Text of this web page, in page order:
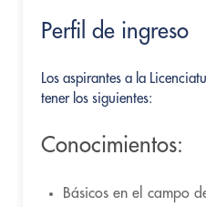
Perfil de ingreso
Los aspirantes a la
tener los siguientes:
Conocimientos:
Básicos en el campo